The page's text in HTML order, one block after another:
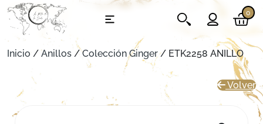
0
Inicio / Anillos /Colección Ginger/ ETK2258 ANILLO
Volver